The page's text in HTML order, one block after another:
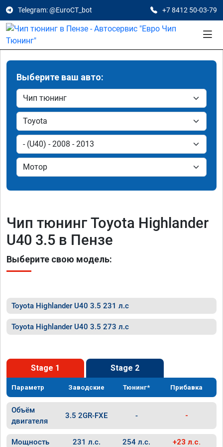
Telegram: @EuroCT_bot +7 8412 50-03-79
Выберите ваш авто:
Чип тюнинг Toyota Highlander
U40 3.5 в Пензе
Выберите свою модель:
Toyota Highlander U40 3.5 231 л.с
Toyota Highlander U40 3.5 273 л.с
Stage 1 Stage 2
Параметр Заводские Тюнинг* Прибавка
Объём
двигателя
3.5 2GR-FXE - -
Мощность 231 л.с. 254 л.с. +23 л.с.